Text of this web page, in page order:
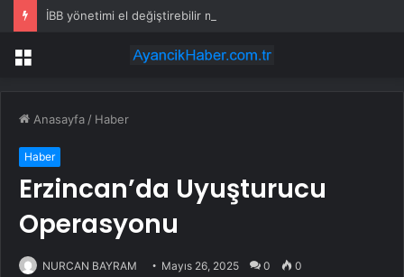
Menü
Anasayfa / Haber
Haber
Erzincan’da Uyuşturucu
Operasyonu
NURCAN BAYRAM Mayıs 26, 2025 0 0